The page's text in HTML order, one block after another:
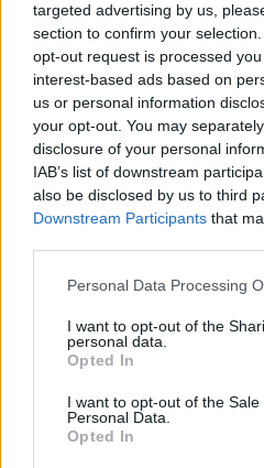
targeted advertising by us,
section to confirm your
opt-out request is processed
interest-based ads based on
us or personal information
your opt-out. You may
disclosure of your personal
IAB’s list of downstream
also be disclosed by us to third
Downstream Participants that
Personal Data Processing
I want to opt-out of the
personal data.
Opted In
I want to opt-out of the Sale
Personal Data.
Opted In
PÄIVÄ VIIKKO
Leskeneläke ei
muistuttaa
Sääennuste
näyttää syksyn
Finnairin
toinen
rajoitus
Kela muuttaa
Kela voi leikata